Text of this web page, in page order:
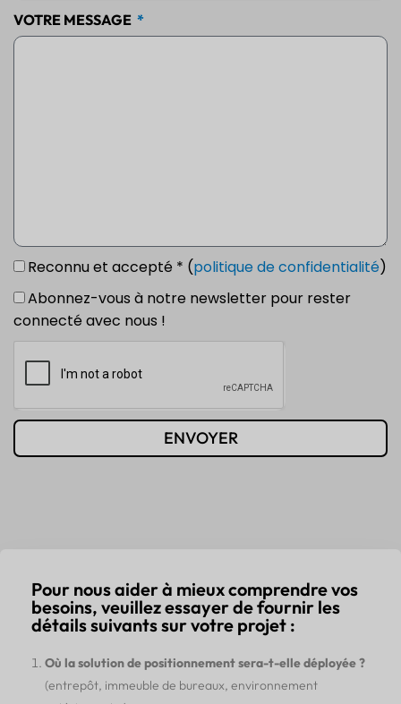
VOTRE MESSAGE
Reconnu et accepté * (politique de confidentialité)
Abonnez-vous à notre newsletter pour rester
connecté avec nous !
ENVOYER
Pour nous aider à mieux comprendre vos
besoins, veuillez essayer de fournir les
détails suivants sur votre projet :
Où la solution de positionnement sera-t-elle déployée ?
(entrepôt, immeuble de bureaux, environnement